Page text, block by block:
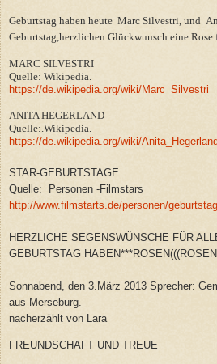
Geburtstag haben heute Marc Silvestri, und
Geburtstag,herzlichen Glückwunsch eine Rose
MARC SILVESTRI
Quelle: Wikipedia.
https://de.wikipedia.org/wiki/Marc_Silvestri
ANITA HEGERLAND
Quelle:.Wikipedia.
https://de.wikipedia.org/wiki/Anita_Hegerland
STAR-GEBURTSTAGE
Quelle: Personen -Filmstars
http://www.filmstarts.de/personen/geburtstag
HERZLICHE SEGENSWÜNSCHE FÜR
GEBURTSTAG
Sonnabend, den 3.März 2013 Sprecher:
aus Merseburg.
nacherzählt von Lara
FREUNDSCHAFT UND TREUE